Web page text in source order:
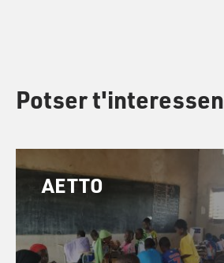
Potser t'interessen
AETTO